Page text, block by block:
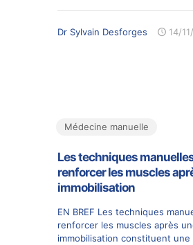
Dr Sylvain Desforges 14/
Médecine manuelle
Les techniques
renforcer les muscles
immobilisation
EN BREF Les techniques
renforcer les muscles après
immobilisation constituent une